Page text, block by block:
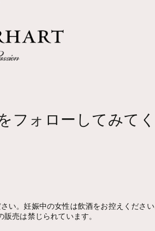
フォローしてみて
い。妊娠中の女性は飲酒をお控えください
売は禁じられています。